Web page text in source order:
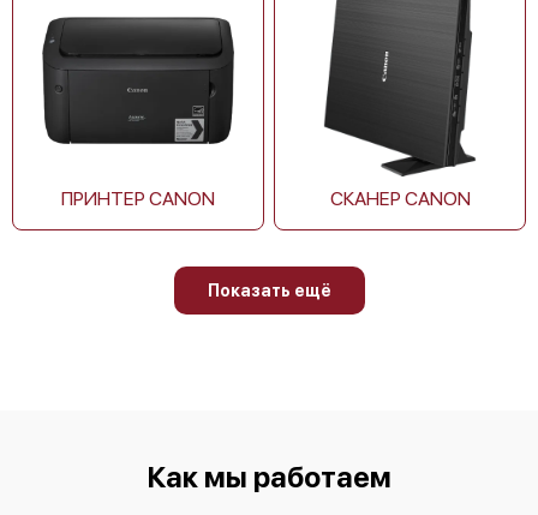
Canon CanoScan LiDE 400
ПРИНТЕР CANON СКАНЕР CANON
Показать ещё
Как мы работаем